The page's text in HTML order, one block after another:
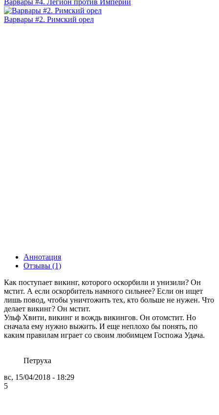
Варвары #2. Римский орел
Аннотация
Отзывы (1)
Как поступает викинг, которого оскорбили и унизили? Он
мстит. А если оскорбитель намного сильнее? Если он ищет
лишь повод, чтобы уничтожить тех, кто больше не нужен. Что
делает викинг? Он мстит.
Ульф Хвити, викинг и вождь викингов. Он отомстит. Но
сначала ему нужно выжить. И еще неплохо бы понять, по
каким правилам играет со своим любимцем Госпожа Удача.
Петруха
вс, 15/04/2018 - 18:29
5